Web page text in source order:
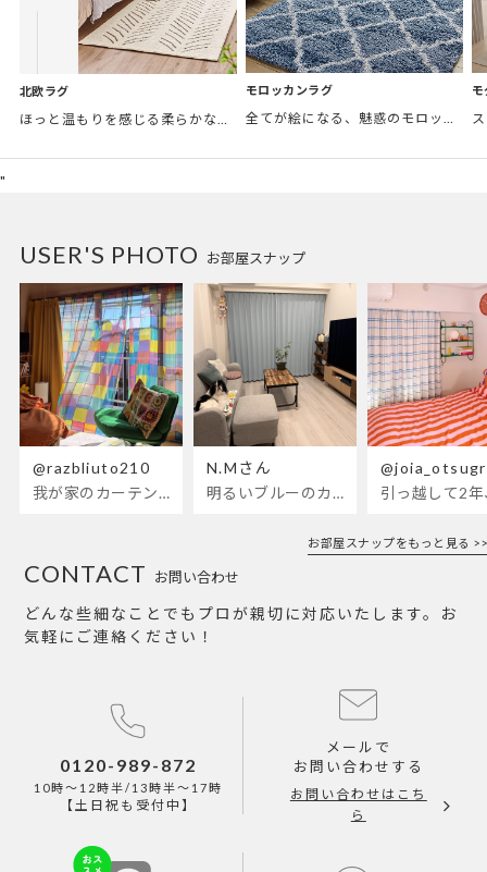
北欧ラグ モロッカンラグ
全てが絵になる、魅惑のモロッカンスタイル。トレンド感あふれるおしゃれな空間づくりに。
"
お部屋スナップ
USER'S PHOTO
@razbliuto210
我が家のカーテンが新しくなりました🌼早起きが超絶苦手な私が、思わず朝カーテンを開けて光合成するようになったステンドグラスカーテン…！
N.Mさん
明るいブルーのカーテンで、部屋全体が明るく。白を基調とした部屋にぴったりです。
お部屋スナップをもっと見る >>
お問い合わせ
CONTACT
どんな些細なことでもプロが親切に対応いたします。お
気軽にご連絡ください！
0120-989-872
10時～12時半/13時半～17時
【土日祝も受付中】
メールで
お問い合わせする
お問い合わせはこち
ら